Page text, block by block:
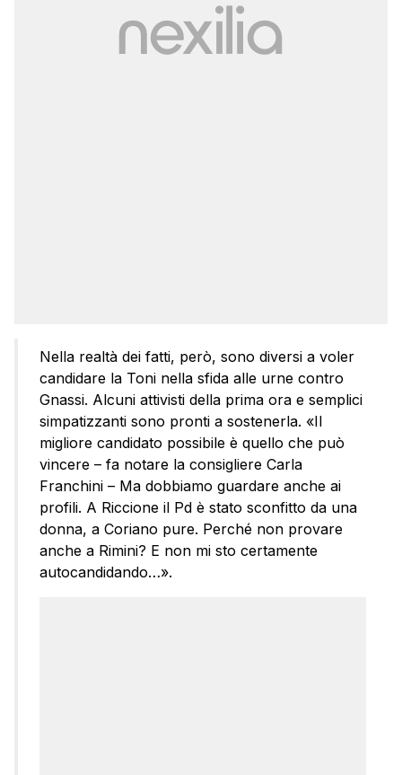
Nella realtà dei fatti, però, sono diversi a voler
candidare la Toni nella sfida alle urne contro
Gnassi. Alcuni attivisti della prima ora e semplici
simpatizzanti sono pronti a sostenerla. «Il
migliore candidato possibile è quello che può
vincere – fa notare la consigliere Carla
Franchini – Ma dobbiamo guardare anche ai
profili. A Riccione il Pd è stato sconfitto da una
donna, a Coriano pure. Perché non provare
anche a Rimini? E non mi sto certamente
autocandidando…».